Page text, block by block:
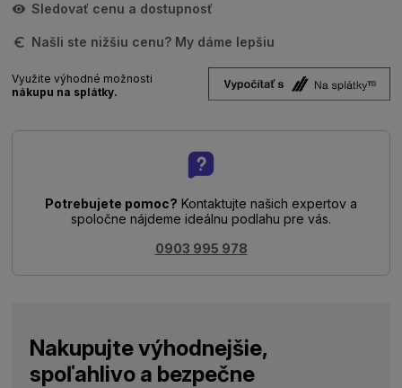
Sledovať cenu a dostupnosť
Našli ste nižšiu cenu? My dáme lepšiu
Využite výhodné možnosti
nákupu na splátky.
Potrebujete pomoc? Kontaktujte našich expertov a
spoločne nájdeme ideálnu podlahu pre vás.
0903 995 978
Nakupujte výhodnejšie,
spoľahlivo a bezpečne